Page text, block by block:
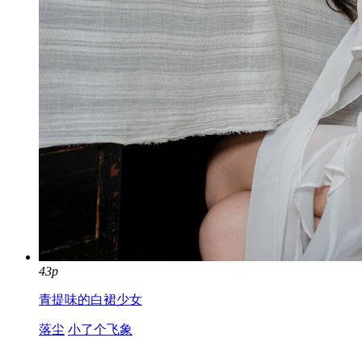
43p
青提味的白裙少女
落尘 小了个飞象